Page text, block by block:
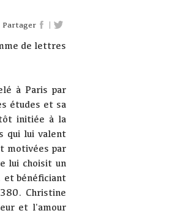
Partager |
de lettres
à Paris par
études et sa
initiée à la
qui lui valent
motivées par
lui choisit un
et bénéficiant
Christine
et l'amour